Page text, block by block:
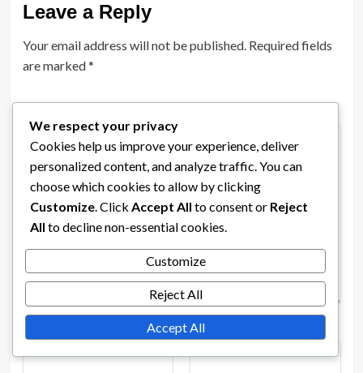
Leave a Reply
Your email address will not be published. Required fields
are marked*
Email
We respect your privacy
Cookies help us improve your experience, deliver
personalized content, and analyze traffic. You can
choose which cookies to allow by clicking
Customize . Click Accept All to consent or Reject
All to decline non-essential cookies.
Customize
Reject All
Accept All